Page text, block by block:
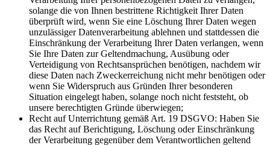
solange die von Ihnen bestrittene Richtigkeit Ihrer Daten
überprüft wird, wenn Sie eine Löschung Ihrer Daten wegen
unzulässiger Datenverarbeitung ablehnen und stattdessen die
Einschränkung der Verarbeitung Ihrer Daten verlangen, wenn
Sie Ihre Daten zur Geltendmachung, Ausübung oder
Verteidigung von Rechtsansprüchen benötigen, nachdem wir
diese Daten nach Zweckerreichung nicht mehr benötigen oder
wenn Sie Widerspruch aus Gründen Ihrer besonderen
Situation eingelegt haben, solange noch nicht feststeht, ob
unsere berechtigten Gründe überwiegen;
Recht auf Unterrichtung gemäß Art. 19 DSGVO: Haben Sie
das Recht auf Berichtigung, Löschung oder Einschränkung
der Verarbeitung gegenüber dem Verantwortlichen geltend